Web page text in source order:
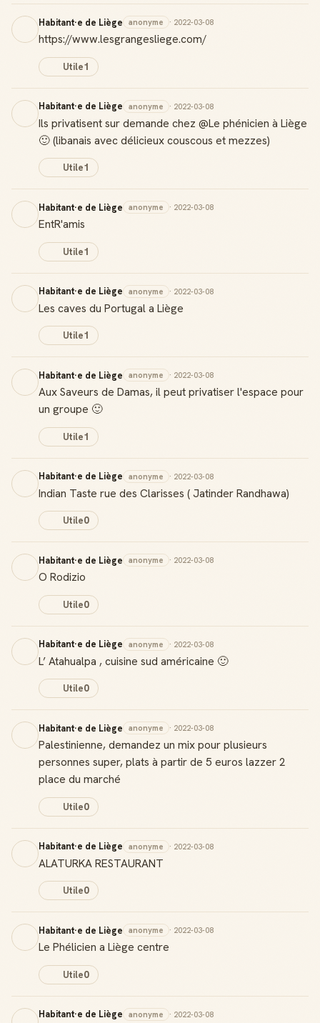
Habitant·e de Liège anonyme · 2022-03-08
https://www.lesgrangesliege.com/
Utile1
Habitant·e de Liège anonyme · 2022-03-08
Ils privatisent sur demande chez @Le phénicien à Liège
🙂 (libanais avec délicieux couscous et mezzes)
Utile1
Habitant·e de Liège anonyme · 2022-03-08
EntR'amis
Utile1
Habitant·e de Liège anonyme · 2022-03-08
Les caves du Portugal a Liège
Utile1
Habitant·e de Liège anonyme · 2022-03-08
Aux Saveurs de Damas, il peut privatiser l'espace pour
un groupe 🙂
Utile1
Habitant·e de Liège anonyme · 2022-03-08
Indian Taste rue des Clarisses ( Jatinder Randhawa)
Utile0
Habitant·e de Liège anonyme · 2022-03-08
O Rodizio
Utile0
Habitant·e de Liège anonyme · 2022-03-08
L’ Atahualpa , cuisine sud américaine 🙂
Utile0
Habitant·e de Liège anonyme · 2022-03-08
Palestinienne, demandez un mix pour plusieurs
personnes super, plats à partir de 5 euros lazzer 2
place du marché
Utile0
Habitant·e de Liège anonyme · 2022-03-08
ALATURKA RESTAURANT
Utile0
Habitant·e de Liège anonyme · 2022-03-08
Le Phélicien a Liège centre
Utile0
Habitant·e de Liège anonyme · 2022-03-08
Badge Guide Local
Score de réputation
Gagne des points à chaque contribution utile